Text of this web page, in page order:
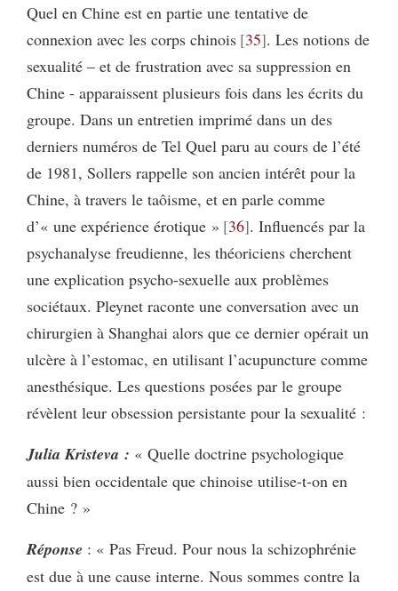
Quel en Chine est en partie une tentative de
connexion avec les corps chinois 35 . Les notions de
sexualité – et de frustration avec sa suppression en
Chine - apparaissent plusieurs fois dans les écrits du
groupe. Dans un entretien imprimé dans un des
derniers numéros de Tel Quel paru au cours de l’été
de 1981, Sollers rappelle son ancien intérêt pour la
Chine, à travers le taôisme, et en parle comme
d’« une expérience érotique » 36 . Influencés par la
psychanalyse freudienne, les théoriciens cherchent
une explication psycho-sexuelle aux problèmes
sociétaux. Pleynet raconte une conversation avec un
chirurgien à Shanghai alors que ce dernier opérait un
ulcère à l’estomac, en utilisant l’acupuncture comme
anesthésique. Les questions posées par le groupe
révèlent leur obsession persistante pour la sexualité :
Julia Kristeva : « Quelle doctrine psychologique
aussi bien occidentale que chinoise utilise-t-on en
Chine ? »
Réponse : « Pas Freud. Pour nous la schizophrénie
est due à une cause interne. Nous sommes contre la